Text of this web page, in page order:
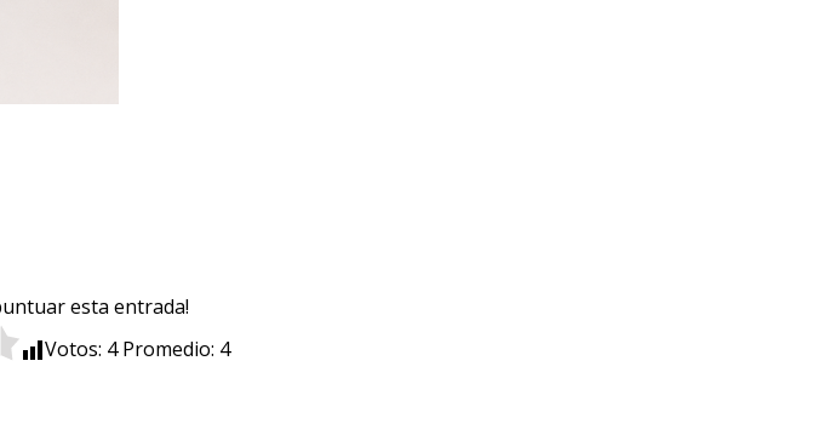
esta entrada!
Votos: 4Promedio: 4